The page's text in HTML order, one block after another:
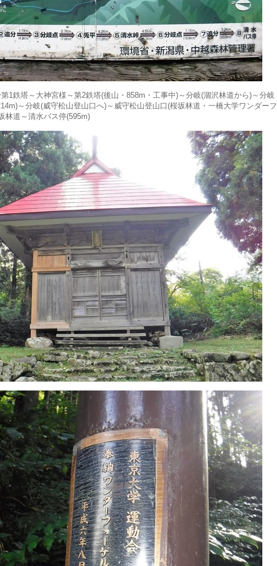
1鉄塔～大神宮様～第2鉄塔(後山・858m・工事中)～分岐(涸沢林道から)～分岐
～分岐(威守松山登山口へ)～威守松山登山口(桜坂林道・一橋大学ワンダーフ
林道～清水バス停(595m)